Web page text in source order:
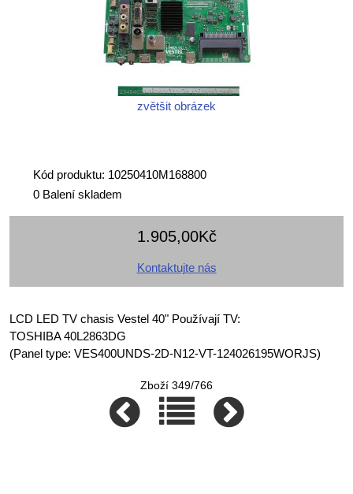
zvětšit obrázek
Kód produktu: 10250410M168800
0 Balení skladem
1.905,00Kč
Kontaktujte nás
LCD LED TV chasis Vestel 40" Používají TV:
TOSHIBA 40L2863DG
(Panel type: VES400UNDS-2D-N12-VT-124026195WORJS)
Zboží 349/766